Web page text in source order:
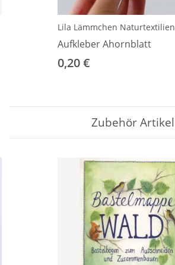
Lila Lämmchen Naturtextilien
Aufkleber Ahornblatt
0,20 €
Zubehör Artikel